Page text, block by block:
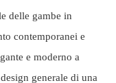
delle gambe in
contemporanei e
e moderno a
generale di una